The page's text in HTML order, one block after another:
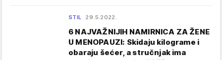
STIL 29.5.2022.
6 NAJVAŽNIJIH NAMIRNICA ZA ŽENE
U MENOPAUZI: Skidaju kilograme i
obaraju šećer, a stručnjak ima